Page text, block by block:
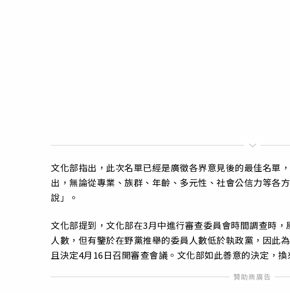
文化部指出，此次名單已經是廣徵各界意見後的最佳名單
出，無論從專業、族群、年齡、多元性、社會公信力等各
說」。
文化部提到，文化部在3月中進行審查委員會時間調查時
人數，但有鑒於在野黨推舉的委員人數低於執政黨，因此
且決定4月16日召開審查會議。文化部如此善意的決定，